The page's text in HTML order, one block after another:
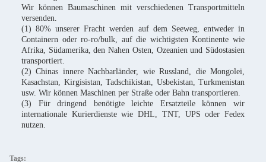
Wir können Baumaschinen mit verschiedenen Transportmitteln
versenden.
(1) 80% unserer Fracht werden auf dem Seeweg, entweder in
Containern oder ro-ro/bulk, auf die wichtigsten Kontinente wie
Afrika, Südamerika, den Nahen Osten, Ozeanien und Südostasien
transportiert.
(2) Chinas innere Nachbarländer, wie Russland, die Mongolei,
Kasachstan, Kirgisistan, Tadschikistan, Usbekistan, Turkmenistan
usw. Wir können Maschinen per Straße oder Bahn transportieren.
(3) Für dringend benötigte leichte Ersatzteile können wir
internationale Kurierdienste wie DHL, TNT, UPS oder Fedex
nutzen.
Tags: